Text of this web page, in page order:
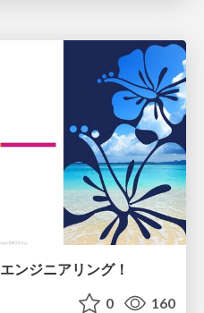
ンジニアリング！
0 160